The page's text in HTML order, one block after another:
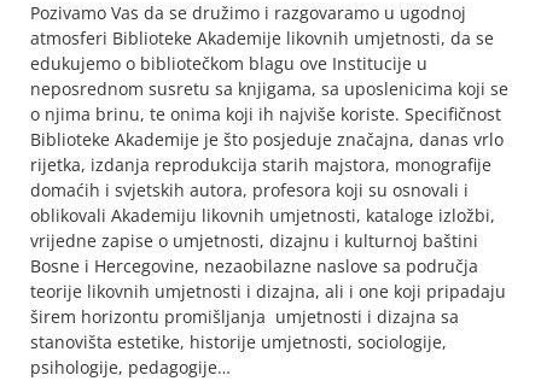
Pozivamo Vas da se družimo i razgovaramo u ugodnoj
atmosferi Biblioteke Akademije likovnih umjetnosti, da se
edukujemo o bibliotečkom blagu ove Institucije u
neposrednom susretu sa knjigama, sa uposlenicima koji se
o njima brinu, te onima koji ih najviše koriste. Specifičnost
Biblioteke Akademije je što posjeduje značajna, danas vrlo
rijetka, izdanja reprodukcija starih majstora, monografije
domaćih i svjetskih autora, profesora koji su osnovali i
oblikovali Akademiju likovnih umjetnosti, kataloge izložbi,
vrijedne zapise o umjetnosti, dizajnu i kulturnoj baštini
Bosne i Hercegovine, nezaobilazne naslove sa područja
teorije likovnih umjetnosti i dizajna, ali i one koji pripadaju
širem horizontu promišljanja umjetnosti i dizajna sa
stanovišta estetike, historije umjetnosti, sociologije,
psihologije, pedagogije…